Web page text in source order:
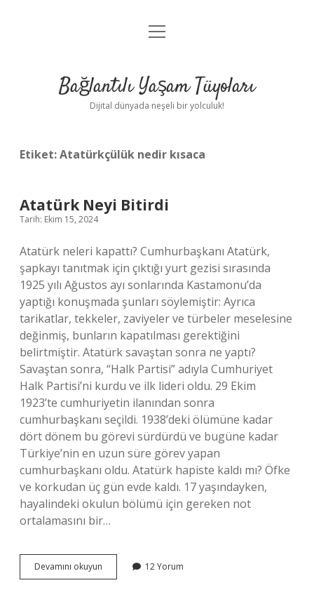
Anasayfa
Yasal Uyarı
menüyü
Bağlantılı Yaşam Tüyoları
Dijital dünyada neşeli bir yolculuk!
Etiket:Atatürkçülük nedir kısaca
Atatürk Neyi Bitirdi
Tarih: Ekim 15, 2024
Atatürk neleri kapattı? Cumhurbaşkanı Atatürk,
şapkayı tanıtmak için çıktığı yurt gezisi sırasında
1925 yılı Ağustos ayı sonlarında Kastamonu’da
yaptığı konuşmada şunları söylemiştir: Ayrıca
tarikatlar, tekkeler, zaviyeler ve türbeler meselesine
değinmiş, bunların kapatılması gerektiğini
belirtmiştir. Atatürk savaştan sonra ne yaptı?
Savaştan sonra, “Halk Partisi” adıyla Cumhuriyet
Halk Partisi’ni kurdu ve ilk lideri oldu. 29 Ekim
1923’te cumhuriyetin ilanından sonra
cumhurbaşkanı seçildi. 1938’deki ölümüne kadar
dört dönem bu görevi sürdürdü ve bugüne kadar
Türkiye’nin en uzun süre görev yapan
cumhurbaşkanı oldu. Atatürk hapiste kaldı mı? Öfke
ve korkudan üç gün evde kaldı. 17 yaşındayken,
hayalindeki okulun bölümü için gereken not
ortalamasını bir…
Devamını okuyun
Neyi
12 Yorum